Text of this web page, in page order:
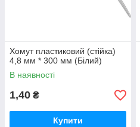
Хомут пластиковий (стійка)
4,8 мм * 300 мм (Білий)
В наявності
1,40 ₴
Купити